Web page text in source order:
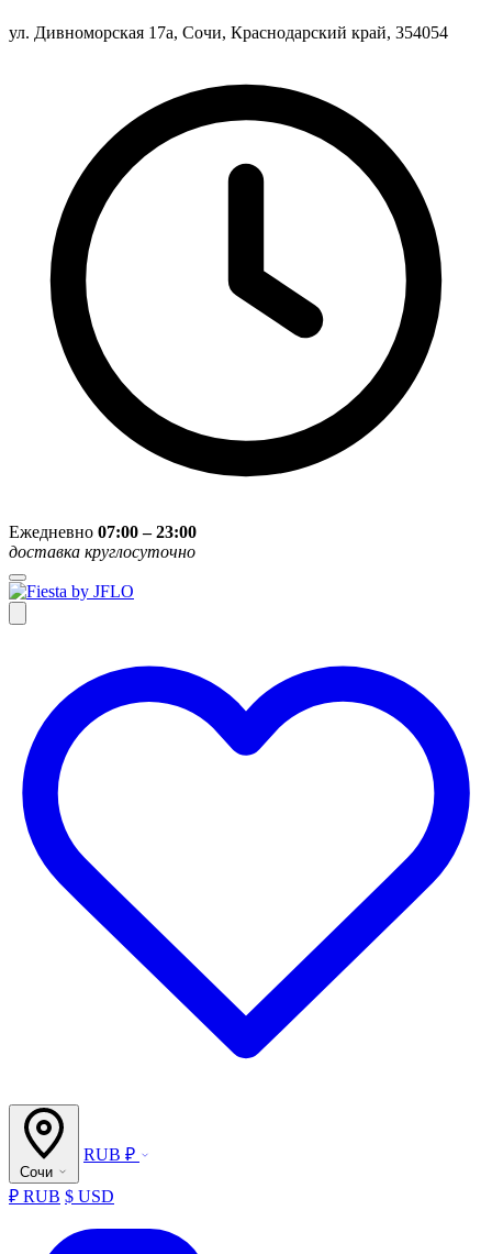
ул. Дивноморская 17а, Сочи, Краснодарский край, 354054
Ежедневно 07:00 – 23:00
доставка круглосуточно
Сочи
RUB ₽
₽ RUB $ USD